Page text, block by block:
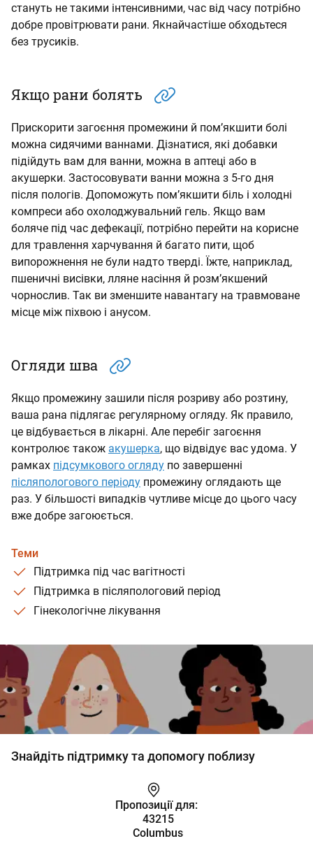
стануть не такими інтенсивними, час від часу потрібно
добре провітрювати рани. Якнайчастіше обходьтеся
без трусиків.
Якщо рани болять
Прискорити загоєння промежини й пом’якшити болі
можна сидячими ваннами. Дізнатися, які добавки
підійдуть вам для ванни, можна в аптеці або в
акушерки. Застосовувати ванни можна з 5-го дня
після пологів. Допоможуть пом’якшити біль і холодні
компреси або охолоджувальний гель. Якщо вам
боляче під час дефекації, потрібно перейти на корисне
для травлення харчування й багато пити, щоб
випорожнення не були надто тверді. Їжте, наприклад,
пшеничні висівки, лляне насіння й розм’якшений
чорнослив. Так ви зменшите навантагу на травмоване
місце між піхвою і анусом.
Огляди шва
Якщо промежину зашили після розриву або розтину,
ваша рана підлягає регулярному огляду. Як правило,
це відбувається в лікарні. Але перебіг загоєння
контролює також акушерка, що відвідує вас удома. У
рамках підсумкового огляду по завершенні
післяпологового періоду промежину оглядають ще
раз. У більшості випадків чутливе місце до цього часу
вже добре загоюється.
Теми
Підтримка під час вагітності
Підтримка в післяпологовий період
Гінекологічне лікування
Знайдіть підтримку та допомогу поблизу
Пропозиції для:
43215
Columbus